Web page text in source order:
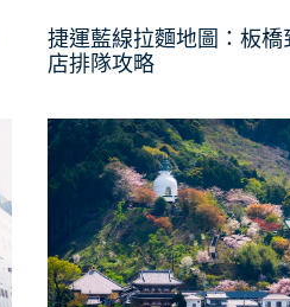
捷運藍線拉麵地圖：板橋
店排隊攻略